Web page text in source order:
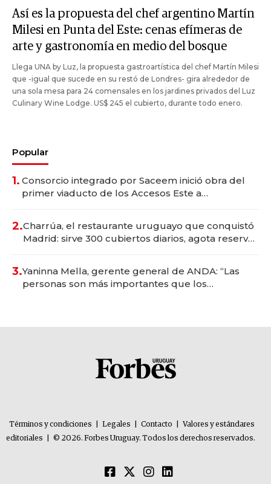
Así es la propuesta del chef argentino Martín
Milesi en Punta del Este: cenas efímeras de
arte y gastronomía en medio del bosque
Llega UNA by Luz, la propuesta gastroartística del chef Martín Milesi
que -igual que sucede en su restó de Londres- gira alrededor de
una sola mesa para 24 comensales en los jardines privados del Luz
Culinary Wine Lodge. US$ 245 el cubierto, durante todo enero.
Popular
1. Consorcio integrado por Saceem inició obra del
primer viaducto de los Accesos Este a
2.Charrúa, el restaurante uruguayo que conquistó
Madrid: sirve 300 cubiertos diarios, agota reservas
3.Yaninna Mella, gerente general de ANDA: “Las
personas son más importantes que los
Términos y condiciones Legales Contacto
Valores y estándares
editoriales
© 2026. Forbes Uruguay. Todos los derechos reservados.